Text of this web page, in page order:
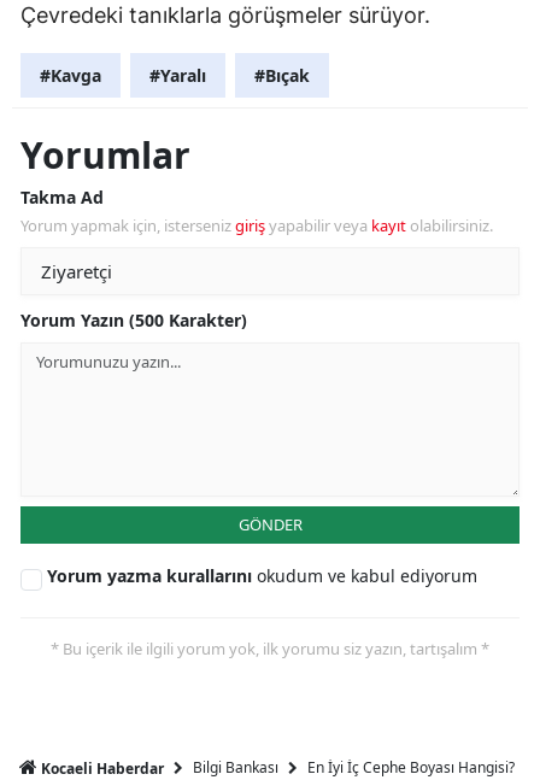
Çevredeki tanıklarla görüşmeler sürüyor.
#Kavga #Yaralı #Bıçak
Yorumlar
Takma Ad
Yorum yapmak için, istersenizgirişyapabilir veya kayıt olabilirsiniz.
Yorum Yazın (500 Karakter)
GÖNDER
Yorum yazma kurallarını okudum ve kabul ediyorum
* Bu içerik ile ilgili yorum yok, ilk yorumu siz yazın, tartışalım *
Kocaeli Haberdar Bilgi Bankası En İyi İç Cephe Boyası Hangisi?